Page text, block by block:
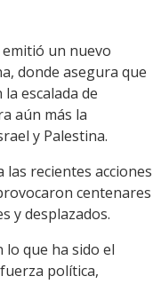
un nuevo
donde asegura que
escalada de
aún más la
y Palestina.
las recientes acciones
centenares
y desplazados.
lo que ha sido el
política,